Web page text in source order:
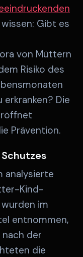
Gibt es
von Müttern
Risiko des
Die
Prävention.
analysierte
Kind-
im
entnommen,
nach der
die